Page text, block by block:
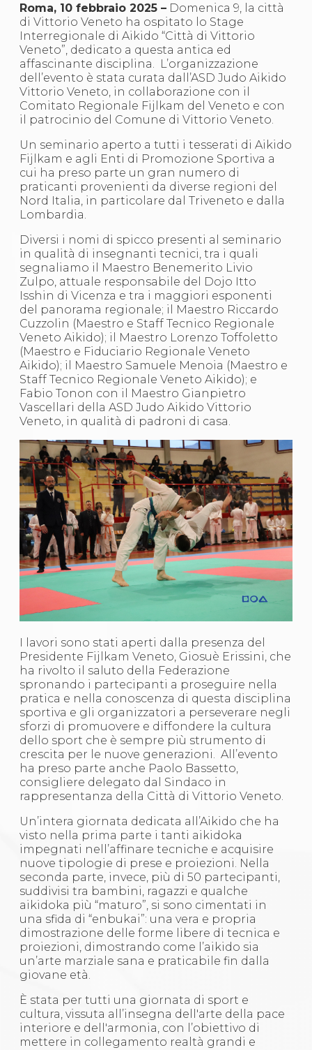
Arti marziali
Aikido
Ju Jitsu
Sumo
Capoeira
Grappling
BJJ
Pancrazio/Pankration
S'istrumpa
Calendario Attività
Difesa Personale MGA
La disciplina
News
Merchandising
Contatti
News
Cookies Accept
Newsletter
Catalogo formativo
Webinar
Corsi Monotematici
Corsi di Specializzazione
Corsi FIJLKAM-FISDIR
Corsi Preparatore Fisico
Edutraining class - Didattica infantile
Corso dirigenti sportivi
Corso Direttore di Gara
Abilitazioni
Sportello Fiscale
News
Modulistica
FAQ
Quesiti fiscali
Sostenibilità
Documenti
Roma, 10 febbraio 2025 – Domenica 9, la città
di Vittorio Veneto ha ospitato lo Stage
Interregionale di Aikido “Città di Vittorio
Veneto”, dedicato a questa antica ed
affascinante disciplina. L’organizzazione
dell’evento è stata curata dall’ASD Judo Aikido
Vittorio Veneto, in collaborazione con il
Comitato Regionale Fijlkam del Veneto e con
il patrocinio del Comune di Vittorio Veneto.
Un seminario aperto a tutti i tesserati di Aikido
Fijlkam e agli Enti di Promozione Sportiva a
cui ha preso parte un gran numero di
praticanti provenienti da diverse regioni del
Nord Italia, in particolare dal Triveneto e dalla
Lombardia.
Diversi i nomi di spicco presenti al seminario
in qualità di insegnanti tecnici, tra i quali
segnaliamo il Maestro Benemerito Livio
Zulpo, attuale responsabile del Dojo Itto
Isshin di Vicenza e tra i maggiori esponenti
del panorama regionale; il Maestro Riccardo
Cuzzolin (Maestro e Staff Tecnico Regionale
Veneto Aikido); il Maestro Lorenzo Toffoletto
(Maestro e Fiduciario Regionale Veneto
Aikido); il Maestro Samuele Menoia (Maestro e
Staff Tecnico Regionale Veneto Aikido); e
Fabio Tonon con il Maestro Gianpietro
Vascellari della ASD Judo Aikido Vittorio
Veneto, in qualità di padroni di casa.
I lavori sono stati aperti dalla presenza del
Presidente Fijlkam Veneto, Giosuè Erissini, che
ha rivolto il saluto della Federazione
spronando i partecipanti a proseguire nella
pratica e nella conoscenza di questa disciplina
sportiva e gli organizzatori a perseverare negli
sforzi di promuovere e diffondere la cultura
dello sport che è sempre più strumento di
crescita per le nuove generazioni. All’evento
ha preso parte anche Paolo Bassetto,
consigliere delegato dal Sindaco in
rappresentanza della Città di Vittorio Veneto.
Un’intera giornata dedicata all’Aikido che ha
visto nella prima parte i tanti aikidoka
impegnati nell’affinare tecniche e acquisire
nuove tipologie di prese e proiezioni. Nella
seconda parte, invece, più di 50 partecipanti,
suddivisi tra bambini, ragazzi e qualche
aikidoka più “maturo”, si sono cimentati in
una sfida di “enbukai”: una vera e propria
dimostrazione delle forme libere di tecnica e
proiezioni, dimostrando come l’aikido sia
un’arte marziale sana e praticabile fin dalla
giovane età.
È stata per tutti una giornata di sport e
cultura, vissuta all’insegna dell'arte della pace
interiore e dell'armonia, con l’obiettivo di
mettere in collegamento realtà grandi e